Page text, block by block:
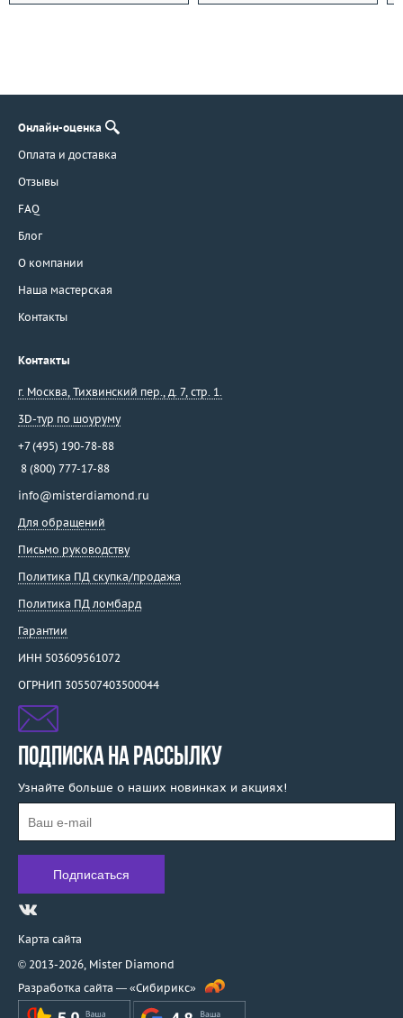
Онлайн-оценка
Оплата и доставка
Отзывы
FAQ
Блог
О компании
Наша мастерская
Контакты
Контакты
г. Москва, Тихвинский пер., д. 7, стр. 1.
3D-тур по шоуруму
+7 (495) 190-78-88
8 (800) 777-17-88
info@misterdiamond.ru
Для обращений
Письмо руководству
Политика ПД скупка/продажа
Политика ПД ломбард
Гарантии
ИНН 503609561072
ОГРНИП 305507403500044
ПОДПИСКА НА РАССЫЛКУ
Узнайте больше о наших новинках и акциях!
Карта сайта
© 2013-2026, Mister Diamond
Разработка сайта — «Сибирикс»